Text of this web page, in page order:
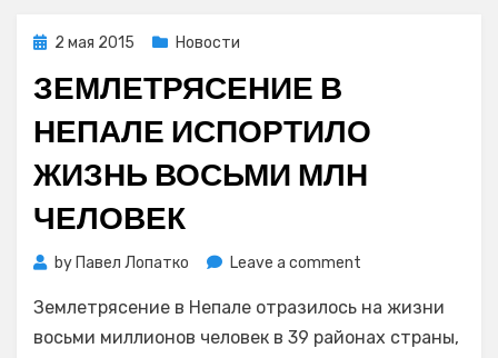
Posted
2 мая 2015 Новости
ЗЕМЛЕТРЯСЕНИЕ В
НЕПАЛЕ ИСПОРТИЛО
ЖИЗНЬ ВОСЬМИ МЛН
ЧЕЛОВЕК
by Павел Лопатко Leave a comment
в
Непале
Землетрясение в Непале отразилось на жизни
восьми миллионов человек в 39 районах страны,